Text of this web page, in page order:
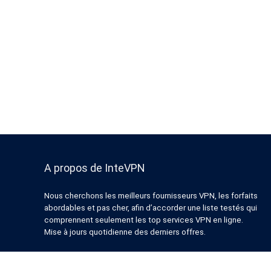
A propos de InteVPN
Nous cherchons les meilleurs fournisseurs VPN, les forfaits
abordables et pas cher, afin d’accorder une liste testés qui
comprennent seulement les top services VPN en ligne.
Mise à jours quotidienne des derniers offres.